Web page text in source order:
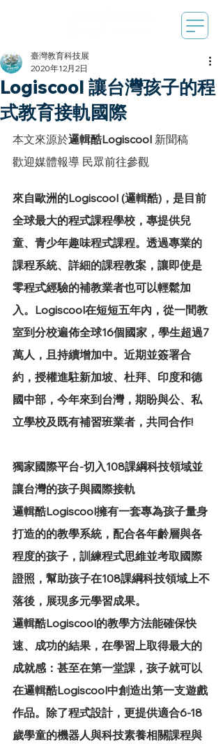
Logiscool 讓台灣孩子的程
式教育接軌國際
臺灣教育科技展
2020年12月2日
本文來源於邏輯酷Logiscool 新聞稿
歡迎媒體報導 民眾前往參觀
來自歐洲的Logiscool (邏輯酷)，是目前
全球最大的程式課程學校，專提供兒
童、青少年趣味程式課程。透過專業的
課程系統、詳細的課程教案，讓即使是
零程式經驗的補教業者也可以輕鬆加
入。Logiscool在短短五年內，從一間教
室到分校遍佈全球16個國家，學生超過7
萬人，且持續增加中。近期並簽署合
約，授權進駐新加坡、杜拜、印度和德
國中部，今年來到台灣，期盼與公、私
立學校及既有補習班業者，共同合作!
獨家國際平台-切入108課綱科技領域並
讓台灣的孩子與國際接軌
邏輯酷Logiscool擁有一套專為孩子量身
打造的的教學系統，配合各年齡層與各
程度的孩子，訓練程式思維並考取國際
證照，幫助孩子在108課綱科技領域上不
落後，展現多元學習成果。
邏輯酷Logiscool的教學方法能確保快
速、成功的結果，在學習上取得最大的
成就感：甚至在第一堂課，孩子就可以
在邏輯酷Logiscool中創造出第一支遊戲
作品。除了程式設計，更提供適合6-18
歲學童的機器人與科技素養相關課程與